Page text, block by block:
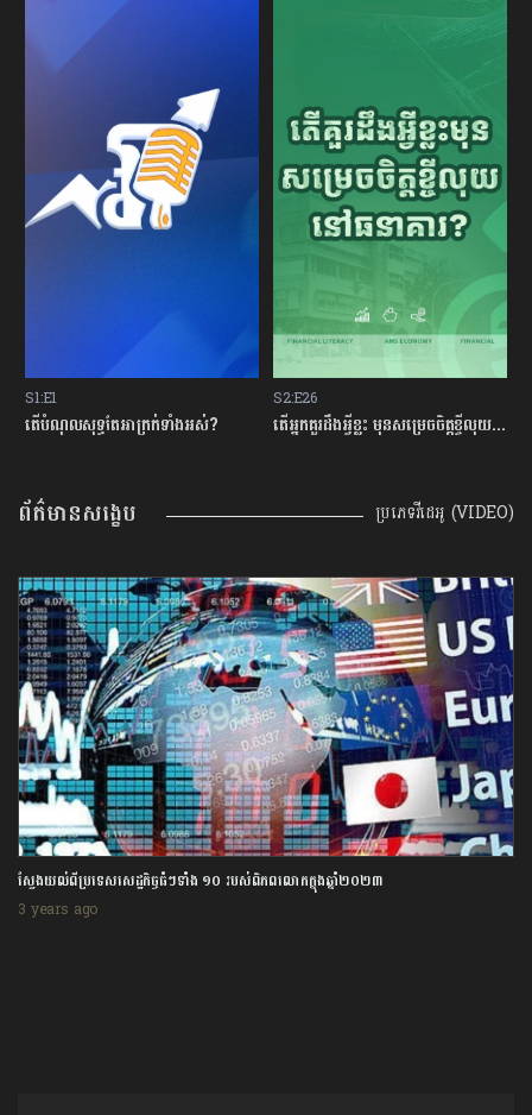
ាក្រក់ទាំងអស់? តើអ្នកគួរដឹងអ្វីខ្លះ មុនសម្រេចចិត្តខ្ចីលុយនៅធនាគារ? តើអ្វីទៅជា​ ឥណទា
ព័ត៌មានសង្ខេប ប្រភេទវីដេអូ (VIDEO)
ស្វែងយល់ពីប្រទេសសេដ្ឋកិច្ចធំៗទាំង ១០ របស់ពិភពលោកក្នុងឆ្នាំ២០២៣
3 years ago